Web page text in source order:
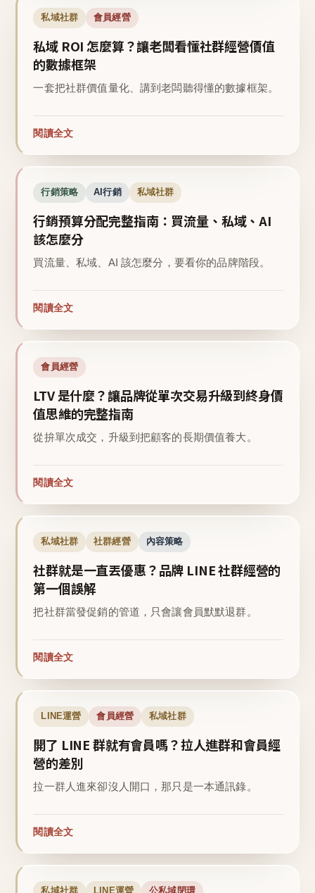
私域社群 會員經營
私域 ROI 怎麼算？讓老闆看懂社群經營價值
的數據框架
一套把社群價值量化、講到老闆聽得懂的數據框架。
閱讀全文
行銷策略 AI行銷 私域社群
行銷預算分配完整指南：買流量、私域、AI
該怎麼分
買流量、私域、AI 該怎麼分，要看你的品牌階段。
閱讀全文
會員經營
LTV 是什麼？讓品牌從單次交易升級到終身價
值思維的完整指南
從拚單次成交，升級到把顧客的長期價值養大。
閱讀全文
私域社群 社群經營 內容策略
社群就是一直丟優惠？品牌 LINE 社群經營的
第一個誤解
把社群當發促銷的管道，只會讓會員默默退群。
閱讀全文
LINE運營 會員經營 私域社群
開了 LINE 群就有會員嗎？拉人進群和會員經
營的差別
拉一群人進來卻沒人開口，那只是一本通訊錄。
閱讀全文